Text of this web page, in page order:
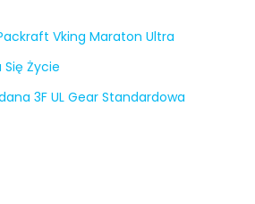
Vking Maraton Ultra
Się Życie
3F UL Gear Standardowa